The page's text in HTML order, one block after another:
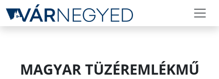
MAGYAR TÜZÉREMLÉKMŰ